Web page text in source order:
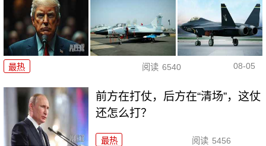
最热 阅读 6540 08-05
前方在打仗，后方在“清场”，这仗
还怎么打？
最热 阅读 5456